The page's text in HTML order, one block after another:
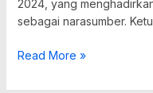
2024, yang
sebagai narasumber.
Read More »